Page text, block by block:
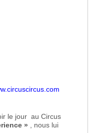
le jour au Circus
» , nous lui